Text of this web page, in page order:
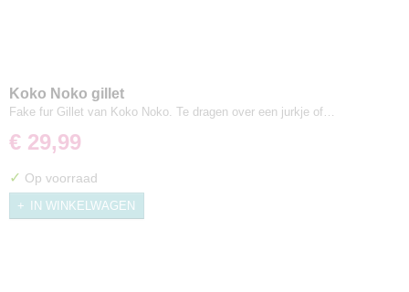
Koko Noko gillet
Fake fur Gillet van Koko Noko. Te dragen over een jurkje of…
€ 29,99
✓ Op voorraad
IN WINKELWAGEN